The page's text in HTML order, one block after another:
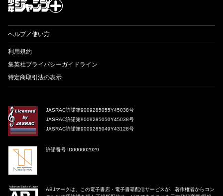
ヘルプ／使い方
利用規約
集英社プライバシーガイドライン
特定商取引法の表示
JASRAC許諾第9009285055Y45038号
JASRAC許諾第9009285050Y45038号
JASRAC許諾第9009285049Y43128号
許諾番号 ID000002929
ABJマークは、この電子書店・電子書籍配信サービスが、著作権者からコン